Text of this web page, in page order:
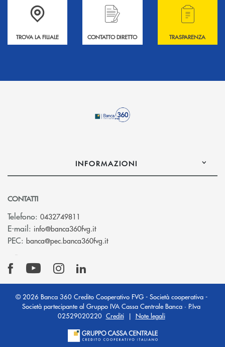
Accedi all' elenco completo delle filiali .
TROVA LA FILIALE
Hai bisogno di informazioni? Contattaci !
CONTATTO DIRETTO
Hai bisogno di
TRASPARENZA
INFORMAZIONI
CONTATTI
Telefono: 0432749811
E-mail: info@banca360fvg.it(si apre l’app di posta elettronica)
PEC: banca@pec.banca360fvg.it(si apre l’app di posta elettronica)
© 2026 Banca 360 Credito Cooperativo FVG - Società cooperativa -
Società partecipante al Gruppo IVA Cassa Centrale Banca · P.Iva
02529020220 Crediti| Note legali